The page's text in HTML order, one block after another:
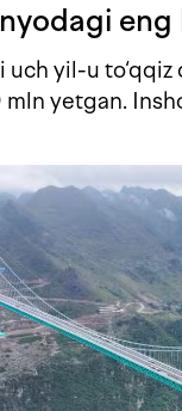
eng
uch yil-u
yetgan.